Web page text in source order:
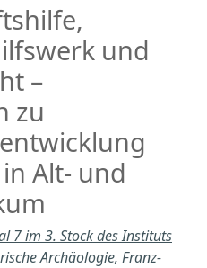
und
–
zu
Alt- und
7 im 3. Stock des Instituts
Archäologie, Franz-